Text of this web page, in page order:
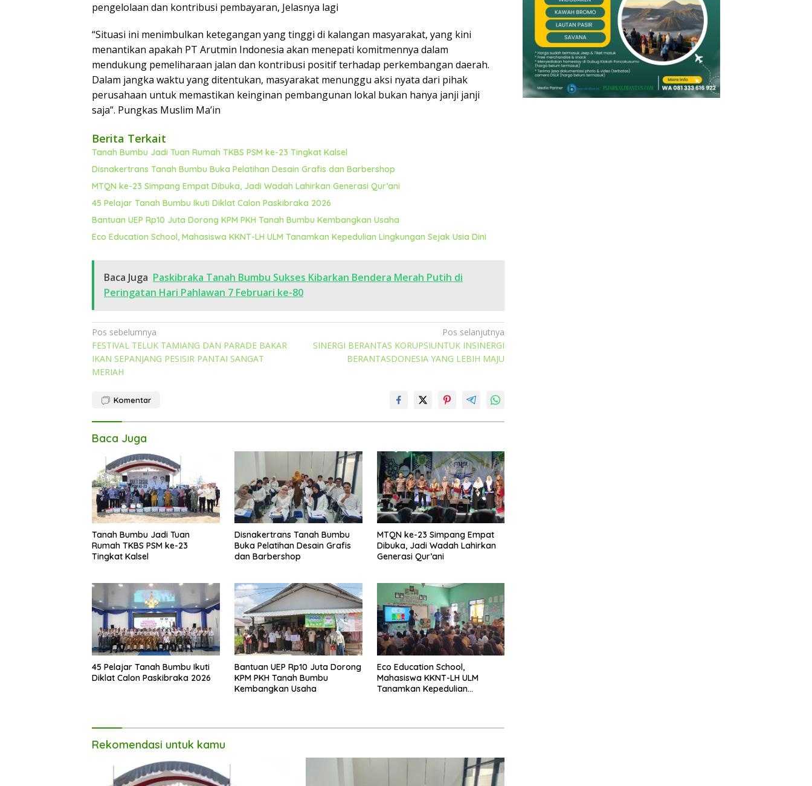
pengelolaan dan kontribusi pembayaran, Jelasnya lagi
“Situasi ini menimbulkan ketegangan yang tinggi di kalangan masyarakat, yang kini
menantikan apakah PT Arutmin Indonesia akan menepati komitmennya dalam
mendukung pemeliharaan jalan dan kontribusi positif terhadap perkembangan daerah.
Dalam jangka waktu yang ditentukan, masyarakat menunggu aksi nyata dari pihak
perusahaan untuk memastikan keinginan pembangunan lokal bukan hanya janji janji
saja”. Pungkas Muslim Ma’in
Berita Terkait
Tanah Bumbu Jadi Tuan Rumah TKBS PSM ke-23 Tingkat Kalsel
Disnakertrans Tanah Bumbu Buka Pelatihan Desain Grafis dan Barbershop
MTQN ke-23 Simpang Empat Dibuka, Jadi Wadah Lahirkan Generasi Qur’ani
45 Pelajar Tanah Bumbu Ikuti Diklat Calon Paskibraka 2026
Bantuan UEP Rp10 Juta Dorong KPM PKH Tanah Bumbu Kembangkan Usaha
Eco Education School, Mahasiswa KKNT-LH ULM Tanamkan Kepedulian Lingkungan Sejak Usia Dini
Baca Juga Paskibraka Tanah Bumbu Sukses Kibarkan Bendera Merah Putih di
Peringatan Hari Pahlawan 7 Februari ke-80
Navigasi
pos
Pos sebelumnya
FESTIVAL TELUK TAMIANG DAN PARADE BAKAR
IKAN SEPANJANG PESISIR PANTAI SANGAT
MERIAH
Pos selanjutnya
SINERGI BERANTAS KORUPSIUNTUK INSINERGI
BERANTASDONESIA YANG LEBIH MAJU
Komentar
Baca Juga
Tanah Bumbu Jadi Tuan
Rumah TKBS PSM ke-23
Tingkat Kalsel
Disnakertrans Tanah Bumbu
Buka Pelatihan Desain Grafis
dan Barbershop
MTQN ke-23 Simpang Empat
Dibuka, Jadi Wadah Lahirkan
Generasi Qur’ani
45 Pelajar Tanah Bumbu Ikuti
Diklat Calon Paskibraka 2026
Bantuan UEP Rp10 Juta Dorong
KPM PKH Tanah Bumbu
Kembangkan Usaha
Eco Education School,
Mahasiswa KKNT-LH ULM
Tanamkan Kepedulian
Rekomendasi untuk kamu